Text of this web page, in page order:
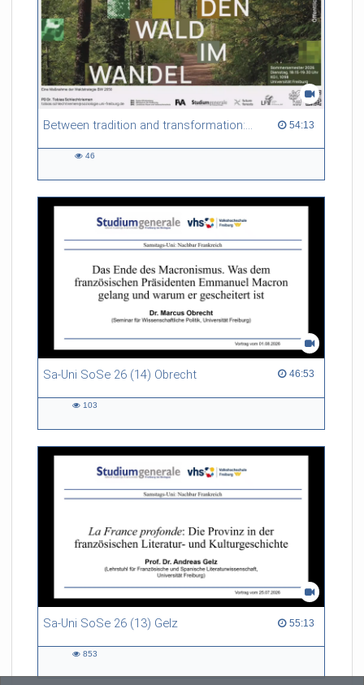
Between tradition and transformation: how owners, advisers and institutions co-create knowledge for resilient forests in Europe 54:13
54:13 duration
46
Sa-Uni SoSe 26 (14) Obrecht 46:53
46:53 duration
103
Sa-Uni SoSe 26 (13) Gelz 55:13
55:13 duration
853